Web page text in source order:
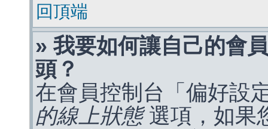
回頂端
» 我要如何讓自己的會
頭？
在會員控制台「偏好設
的線上狀態選項，如果